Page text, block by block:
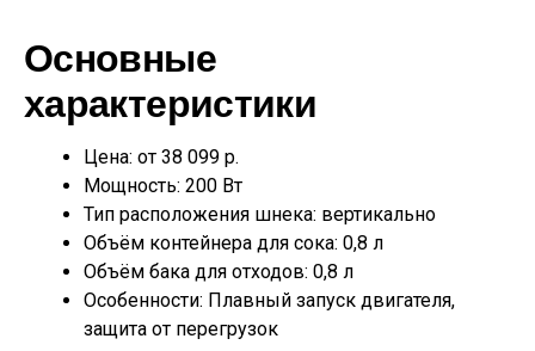
Основные
характеристики
Цена: от 38 099 р.
Мощность: 200 Вт
Тип расположения шнека: вертикально
Объём контейнера для сока: 0,8 л
Объём бака для отходов: 0,8 л
Особенности: Плавный запуск двигателя,
защита от перегрузок